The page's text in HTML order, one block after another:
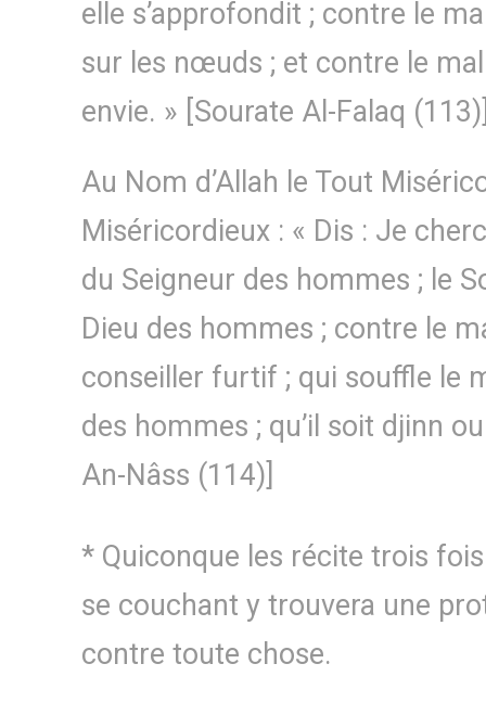
elle s’approfondit ; contre le
sur les nœuds ; et contre le mal
envie. » [Sourate Al-Falaq
Au Nom d’Allah le Tout
Miséricordieux : « Dis : Je
du Seigneur des hommes ; le
Dieu des hommes ; contre le
conseiller furtif ; qui souffle le
des hommes ; qu’il soit djinn
An-Nâss (114)]
* Quiconque les récite trois
se couchant y trouvera une
contre toute chose.